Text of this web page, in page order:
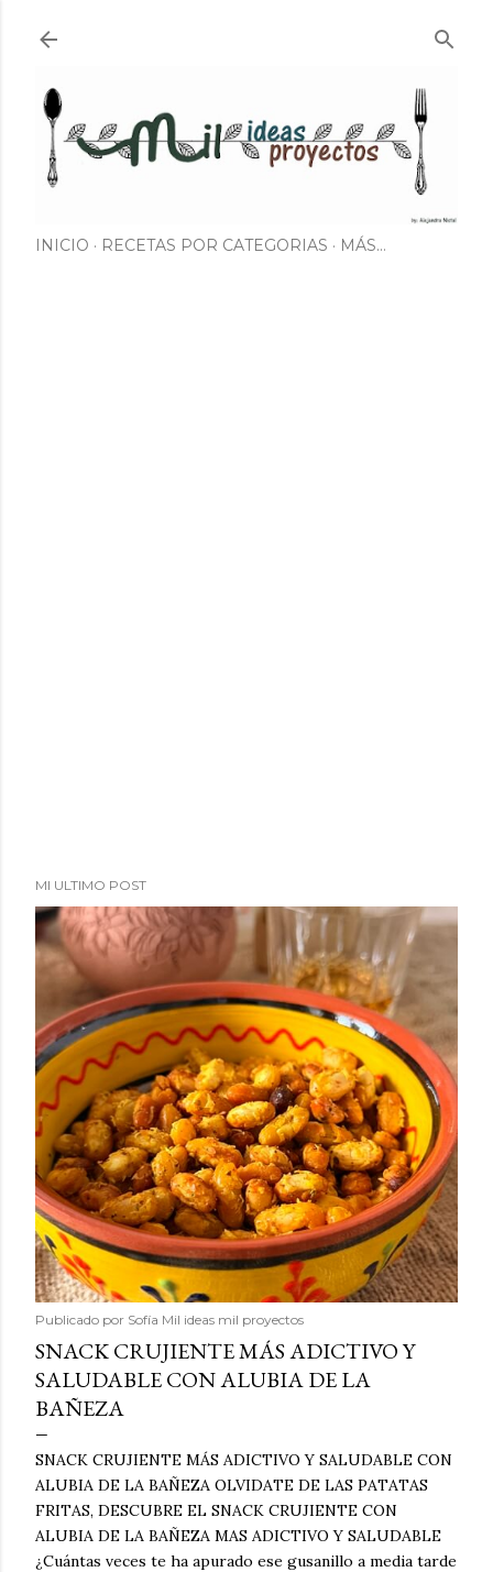
INICIO RECETAS POR CATEGORIAS MÁS…
MI ULTIMO POST
Publicado por Sofía Mil ideas mil proyectos
SNACK CRUJIENTE MÁS ADICTIVO Y
SALUDABLE CON ALUBIA DE LA
BAÑEZA
SNACK CRUJIENTE MÁS ADICTIVO Y SALUDABLE CON
ALUBIA DE LA BAÑEZA OLVIDATE DE LAS PATATAS
FRITAS, DESCUBRE EL SNACK CRUJIENTE CON
ALUBIA DE LA BAÑEZA MAS ADICTIVO Y SALUDABLE
¿Cuántas veces te ha apurado ese gusanillo a media tarde